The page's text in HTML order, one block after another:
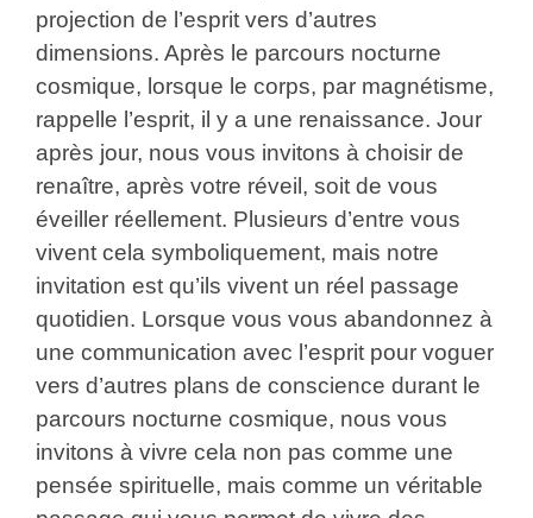
projection de l’esprit vers d’autres
dimensions. Après le parcours nocturne
cosmique, lorsque le corps, par magnétisme,
rappelle l’esprit, il y a une renaissance. Jour
après jour, nous vous invitons à choisir de
renaître, après votre réveil, soit de vous
éveiller réellement. Plusieurs d’entre vous
vivent cela symboliquement, mais notre
invitation est qu’ils vivent un réel passage
quotidien. Lorsque vous vous abandonnez à
une communication avec l’esprit pour voguer
vers d’autres plans de conscience durant le
parcours nocturne cosmique, nous vous
invitons à vivre cela non pas comme une
pensée spirituelle, mais comme un véritable